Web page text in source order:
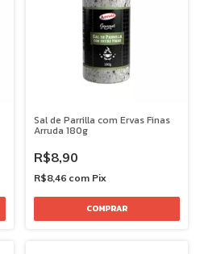
Sal de Parrilla com Ervas Finas
Arruda 180g
R$8,90
R$8,46 com Pix